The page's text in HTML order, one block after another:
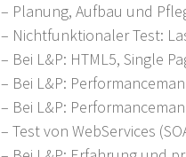
– Planung, Aufbau und
– Nichtfunktionaler Test:
– Bei L&P: HTML5, Single
– Bei L&P:
– Bei L&P:
– Test von WebServices